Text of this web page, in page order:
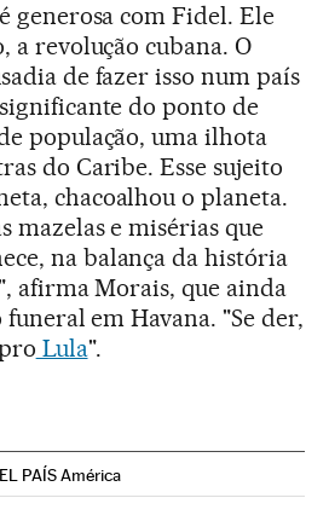
generosa com Fidel. Ele
a revolução cubana. O
de fazer isso num país
do ponto de
população, uma ilhota
do Caribe. Esse sujeito
chacoalhou o planeta.
mazelas e misérias que
na balança da história
afirma Morais, que ainda
funeral em Havana. "Se der,
Lula".
PAÍS América